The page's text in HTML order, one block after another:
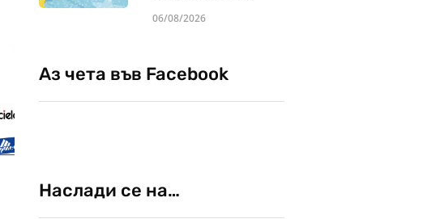
06/08/2026
Аз чета във Facebook
Наслади се на…